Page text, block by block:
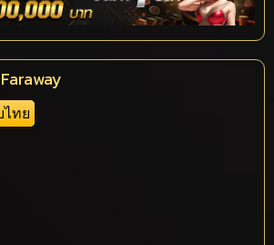
ไทย